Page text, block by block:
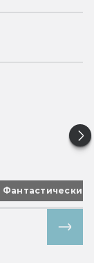
Фантастические